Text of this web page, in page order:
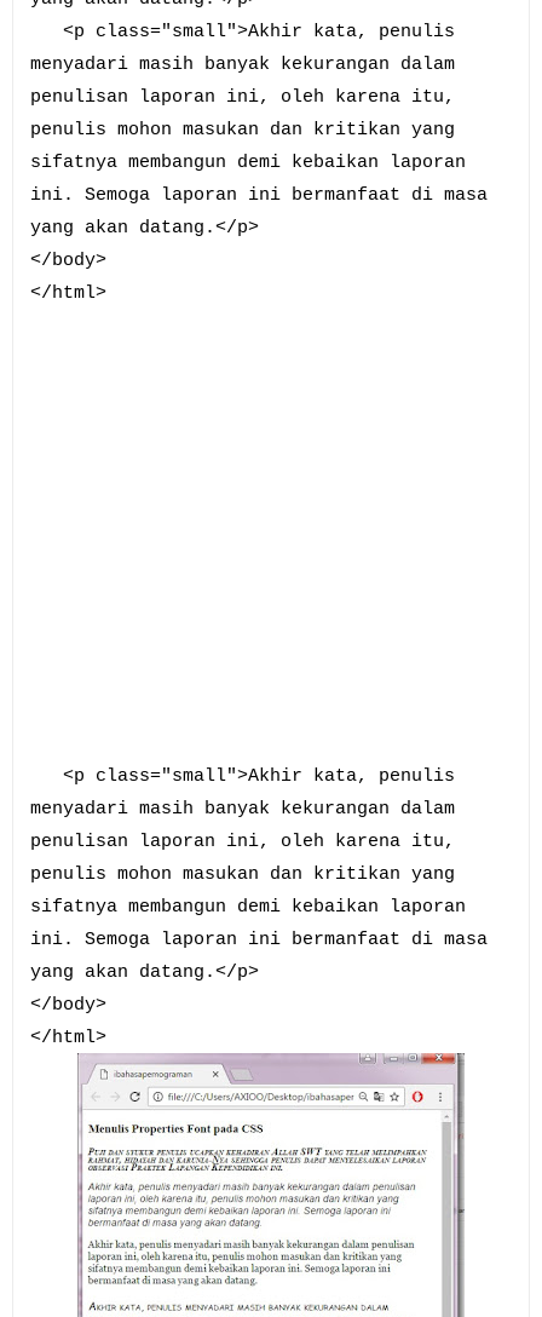
<p class="small">Akhir kata, penulis
menyadari masih banyak kekurangan dalam
penulisan laporan ini, oleh karena itu,
penulis mohon masukan dan kritikan yang
sifatnya membangun demi kebaikan laporan
ini. Semoga laporan ini bermanfaat di masa
yang akan datang.</p>
</body>
</html>
<p class="small">Akhir kata, penulis
menyadari masih banyak kekurangan dalam
penulisan laporan ini, oleh karena itu,
penulis mohon masukan dan kritikan yang
sifatnya membangun demi kebaikan laporan
ini. Semoga laporan ini bermanfaat di masa
yang akan datang.</p>
</body>
</html>